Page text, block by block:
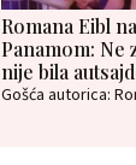
Romana Eibl
Panamom: Ne
nije bila
Gošća autorica: